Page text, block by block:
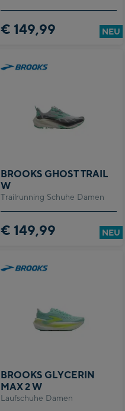
€ 149,99 NEU
Trailrunning Schuhe Damen
BROOKS GHOST TRAIL
W
€ 149,99 NEU
Laufschuhe Damen
BROOKS GLYCERIN
MAX 2 W